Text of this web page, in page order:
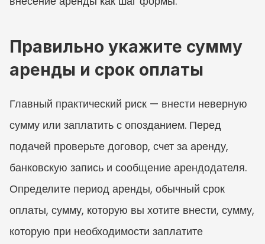
Правильно укажите сумму
аренды и срок оплаты
Главный практический риск — внести неверную
сумму или заплатить с опозданием. Перед
подачей проверьте договор, счет за аренду,
банковскую запись и сообщение арендодателя.
Определите период аренды, обычный срок
оплаты, сумму, которую вы хотите внести, сумму,
которую при необходимости заплатите